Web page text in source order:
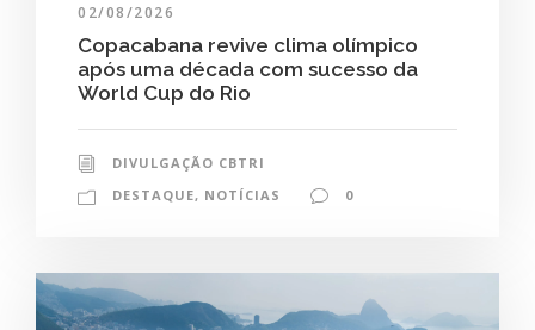
02/08/2026
Copacabana revive clima olímpico
após uma década com sucesso da
World Cup do Rio
DIVULGAÇÃO CBTRI
DESTAQUE, NOTÍCIAS 0